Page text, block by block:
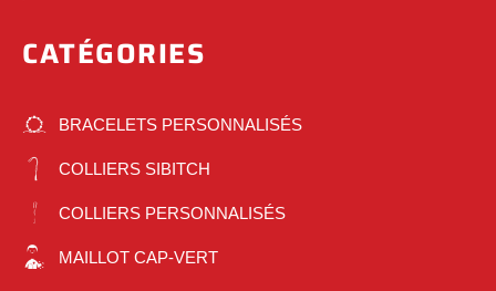
CATÉGORIES
BRACELETS PERSONNALISÉS
COLLIERS SIBITCH
COLLIERS PERSONNALISÉS
MAILLOT CAP-VERT